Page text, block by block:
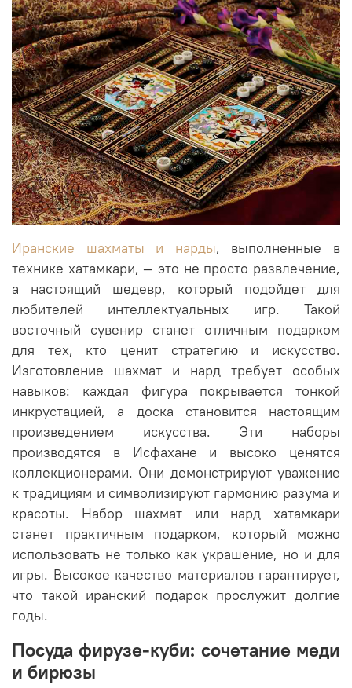
Иранские шахматы и нарды, выполненные в
технике хатамкари, — это не просто развлечение,
а настоящий шедевр, который подойдет для
любителей интеллектуальных игр. Такой
восточный сувенир станет отличным подарком
для тех, кто ценит стратегию и искусство.
Изготовление шахмат и нард требует особых
навыков: каждая фигура покрывается тонкой
инкрустацией, а доска становится настоящим
произведением искусства. Эти наборы
производятся в Исфахане и высоко ценятся
коллекционерами. Они демонстрируют уважение
к традициям и символизируют гармонию разума и
красоты. Набор шахмат или нард хатамкари
станет практичным подарком, который можно
использовать не только как украшение, но и для
игры. Высокое качество материалов гарантирует,
что такой иранский подарок прослужит долгие
годы.
Посуда фирузе-куби: сочетание меди
и бирюзы